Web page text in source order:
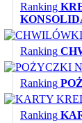
Ranking
Ranking
Ranking
Ranking